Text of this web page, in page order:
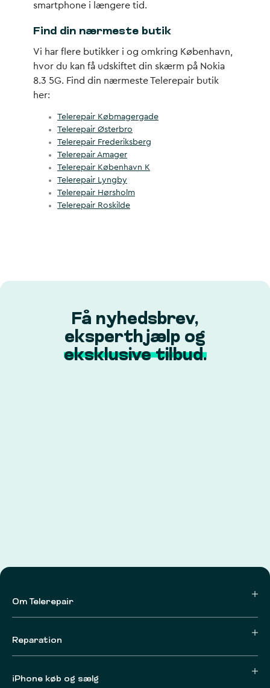
smartphone i længere tid.
Find din nærmeste butik
Vi har flere butikker i og omkring København,
hvor du kan få udskiftet din skærm på Nokia
8.3 5G. Find din nærmeste Telerepair butik
her:
Telerepair Købmagergade
Telerepair Østerbro
Telerepair Frederiksberg
Telerepair Amager
Telerepair København K
Telerepair Lyngby
Telerepair Hørsholm
Telerepair Roskilde
Få nyhedsbrev,
eksperthjælp og
eksklusive tilbud.
Om Telerepair
Reparation
iPhone køb og sælg